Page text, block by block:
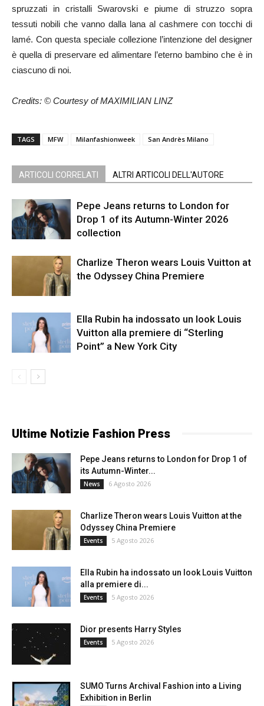
spruzzati in cristalli Swarovski e piume di struzzo sopra
tessuti nobili che vanno dalla lana al cashmere con tocchi di
lamé. Con questa speciale collezione l’intenzione del designer
è quella di preservare ed alimentare l’eterno bambino che è in
ciascuno di noi.
Credits: © Courtesy of MAXIMILIAN LINZ
TAGS MFW Milanfashionweek San Andrès Milano
ARTICOLI CORRELATI ALTRI ARTICOLI DELL'AUTORE
Pepe Jeans returns to London for
Drop 1 of its Autumn-Winter 2026
collection
Charlize Theron wears Louis Vuitton at
the Odyssey China Premiere
Ella Rubin ha indossato un look Louis
Vuitton alla premiere di “Sterling
Point” a New York City
Ultime Notizie Fashion Press
Pepe Jeans returns to London for Drop 1 of
its Autumn-Winter...
News 6 Agosto 2026
Charlize Theron wears Louis Vuitton at the
Odyssey China Premiere
Events 5 Agosto 2026
Ella Rubin ha indossato un look Louis Vuitton
alla premiere di...
Events 5 Agosto 2026
Dior presents Harry Styles
Events 5 Agosto 2026
SUMO Turns Archival Fashion into a Living
Exhibition in Berlin